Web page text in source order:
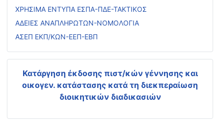
ΧΡΗΣΙΜΑ ΕΝΤΥΠΑ ΕΣΠΑ-ΠΔΕ-ΤΑΚΤΙΚΟΣ
ΑΔΕΙΕΣ ΑΝΑΠΛΗΡΩΤΩΝ-ΝΟΜΟΛΟΓΙΑ
ΑΣΕΠ ΕΚΠ/ΚΩΝ-ΕΕΠ-ΕΒΠ
Κατάργηση έκδοσης πιστ/κών γέννησης και
οικογεν. κατάστασης κατά τη διεκπεραίωση
διοικητικών διαδικασιών